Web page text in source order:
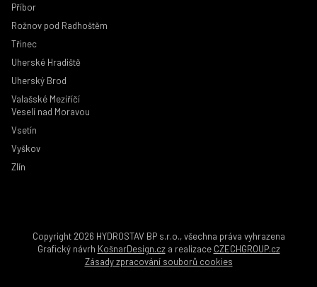
Příbor
Rožnov pod Radhoštěm
Třinec
Uherské Hradiště
Uherský Brod
Valašské Meziříčí
Veselí nad Moravou
Vsetín
Vyškov
Zlín
Copyright 2026 HYDROSTAV BP s.r.o., všechna práva vyhrazena
Grafický návrh KošnarDesign.cza realizace CZECHGROUP.cz
Zásady zpracování souborů cookies